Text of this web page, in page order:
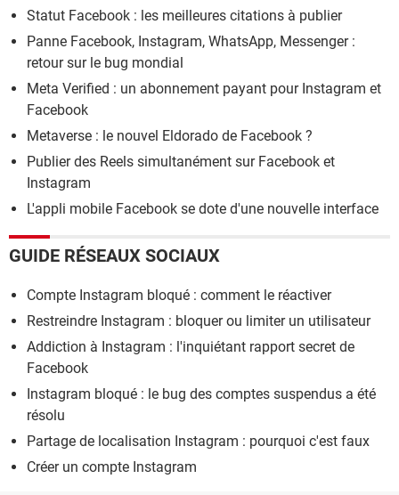
Statut Facebook : les meilleures citations à publier
Panne Facebook, Instagram, WhatsApp, Messenger :
retour sur le bug mondial
Meta Verified : un abonnement payant pour Instagram et
Facebook
Metaverse : le nouvel Eldorado de Facebook ?
Publier des Reels simultanément sur Facebook et
Instagram
L'appli mobile Facebook se dote d'une nouvelle interface
GUIDE RÉSEAUX SOCIAUX
Compte Instagram bloqué : comment le réactiver
Restreindre Instagram : bloquer ou limiter un utilisateur
Addiction à Instagram : l'inquiétant rapport secret de
Facebook
Instagram bloqué : le bug des comptes suspendus a été
résolu
Partage de localisation Instagram : pourquoi c'est faux
Créer un compte Instagram